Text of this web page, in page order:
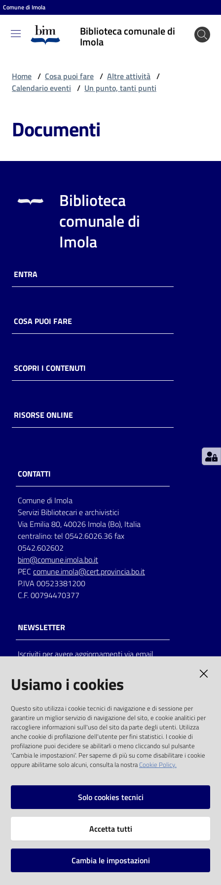
Vai al contenuto
Vai alla navigazione
Vai al footer
Comune di Imola
Biblioteca comunale di
Imola
Biblioteca
comunale
puoi
Risorse
online
Casa
Piani
storico
per
lettura
Seguici
su
Catalogo
on line
Eventi
Chiedi al
bibliotecario
Home / Cosa puoi fare / Altre attività /
Calendario eventi / Un punto, tanti punti
Documenti
Biblioteca
comunale di
Imola
ENTRA
COSA PUOI FARE
SCOPRI I CONTENUTI
RISORSE ONLINE
CONTATTI
Comune di Imola
Servizi Bibliotecari e archivistici
Via Emilia 80, 40026 Imola (Bo), Italia
centralino: tel 0542.6026.36 fax
0542.602602
bim@comune.imola.bo.it
PEC comune.imola@cert.provincia.bo.it
P.IVA 00523381200
C.F. 00794470377
NEWSLETTER
Iscriviti per avere aggiornamenti via email
solo alle condizioni previste dalla direttiva
comunitaria 2003/98/CE e dal d.lgs. 36/2006
SOCIAL
Instagram
Vai alla pagina
Mappa del sito
Usiamo i cookies
Questo sito utilizza i cookie tecnici di navigazione e di sessione per
garantire un miglior servizio di navigazione del sito, e cookie analitici per
raccogliere informazioni sull'uso del sito da parte degli utenti. Utilizza
anche cookie di profilazione dell'utente per fini statistici. I cookie di
profilazione puoi decidere se abilitarli o meno cliccando sul pulsante
'Cambia le impostazioni'. Per saperne di più su come disabilitare i cookie
oppure abilitarne solo alcuni, consulta la nostraCookie Policy.
Solo cookies tecnici
Accetta tutti
Cambia le impostazioni